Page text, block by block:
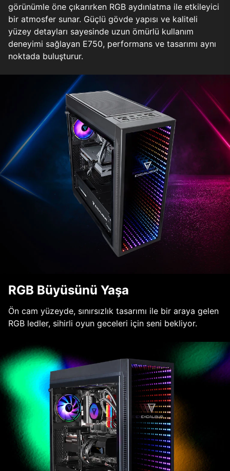
görünümle öne çıkarırken RGB aydınlatma ile etkileyici
bir atmosfer sunar. Güçlü gövde yapısı ve kaliteli
yüzey detayları sayesinde uzun ömürlü kullanım
deneyimi sağlayan E750, performans ve tasarımı aynı
noktada buluşturur.
RGB Büyüsünü Yaşa
Ön cam yüzeyde, sınırsızlık tasarımı ile bir araya gelen
RGB ledler, sihirli oyun geceleri için seni bekliyor.